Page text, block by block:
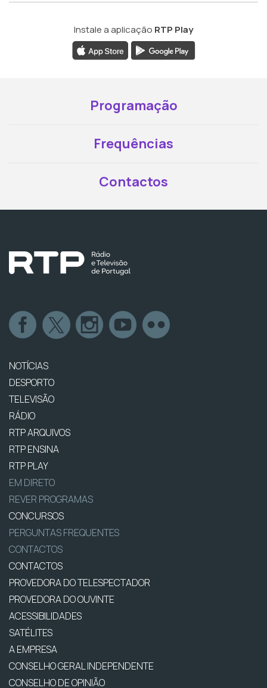
Instale a aplicação RTP Play
Programação
Frequências
Contactos
NOTÍCIAS
DESPORTO
TELEVISÃO
RÁDIO
RTP ARQUIVOS
RTP ENSINA
RTP PLAY
EM DIRETO
REVER PROGRAMAS
CONCURSOS
PERGUNTAS FREQUENTES
CONTACTOS
CONTACTOS
PROVEDORA DO TELESPECTADOR
PROVEDORA DO OUVINTE
ACESSIBILIDADES
SATÉLITES
A EMPRESA
CONSELHO GERAL INDEPENDENTE
CONSELHO DE OPINIÃO